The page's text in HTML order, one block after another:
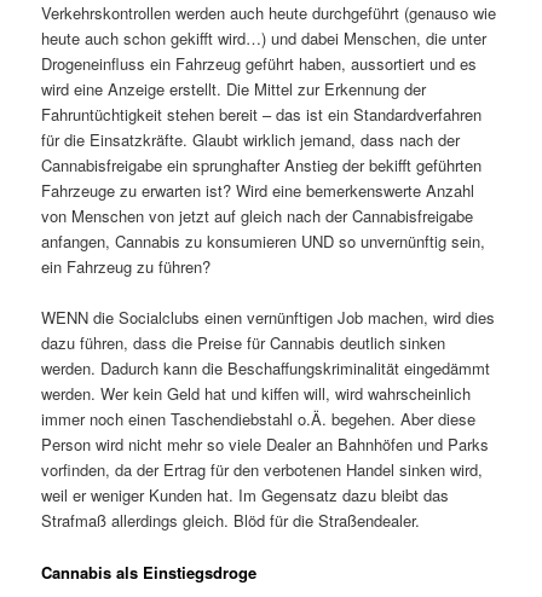
Verkehrskontrollen werden auch heute durchgeführt (genauso wie
heute auch schon gekifft wird…) und dabei Menschen, die unter
Drogeneinfluss ein Fahrzeug geführt haben, aussortiert und es
wird eine Anzeige erstellt. Die Mittel zur Erkennung der
Fahruntüchtigkeit stehen bereit – das ist ein Standardverfahren
für die Einsatzkräfte. Glaubt wirklich jemand, dass nach der
Cannabisfreigabe ein sprunghafter Anstieg der bekifft geführten
Fahrzeuge zu erwarten ist? Wird eine bemerkenswerte Anzahl
von Menschen von jetzt auf gleich nach der Cannabisfreigabe
anfangen, Cannabis zu konsumieren UND so unvernünftig sein,
ein Fahrzeug zu führen?
WENN die Socialclubs einen vernünftigen Job machen, wird dies
dazu führen, dass die Preise für Cannabis deutlich sinken
werden. Dadurch kann die Beschaffungskriminalität eingedämmt
werden. Wer kein Geld hat und kiffen will, wird wahrscheinlich
immer noch einen Taschendiebstahl o.Ä. begehen. Aber diese
Person wird nicht mehr so viele Dealer an Bahnhöfen und Parks
vorfinden, da der Ertrag für den verbotenen Handel sinken wird,
weil er weniger Kunden hat. Im Gegensatz dazu bleibt das
Strafmaß allerdings gleich. Blöd für die Straßendealer.
Cannabis als Einstiegsdroge